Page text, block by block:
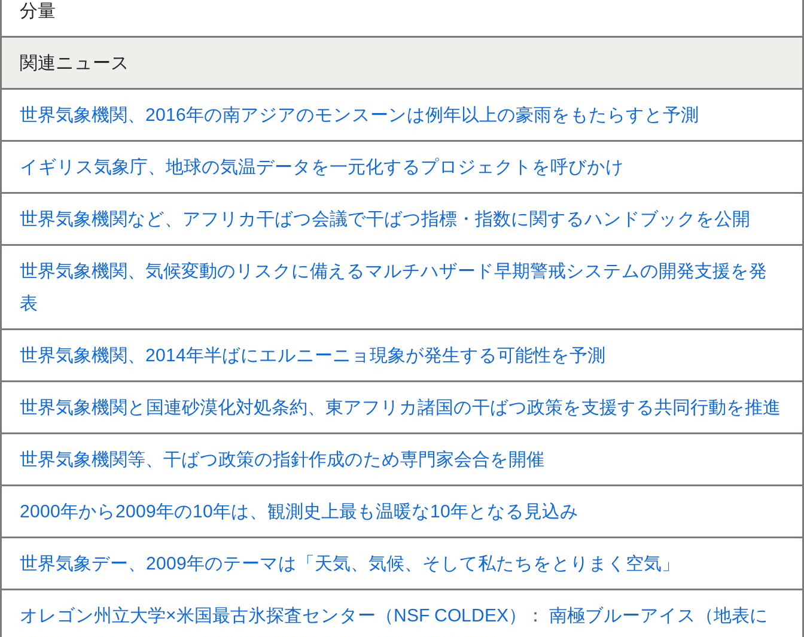
分量
関連ニュース
世界気象機関、2016年の南アジアのモンスーンは例年以上の豪雨をもたらすと予測
イギリス気象庁、地球の気温データを一元化するプロジェクトを呼びかけ
世界気象機関など、アフリカ干ばつ会議で干ばつ指標・指数に関するハンドブックを公開
世界気象機関、気候変動のリスクに備えるマルチハザード早期警戒システムの開発支援を発
表
世界気象機関、2014年半ばにエルニーニョ現象が発生する可能性を予測
世界気象機関と国連砂漠化対処条約、東アフリカ諸国の干ばつ政策を支援する共同行動を推進
世界気象機関等、干ばつ政策の指針作成のため専門家会合を開催
2000年から2009年の10年は、観測史上最も温暖な10年となる見込み
世界気象デー、2009年のテーマは「天気、気候、そして私たちをとりまく空気」
オレゴン州立大学×米国最古氷探査センター（NSF COLDEX）： 南極ブルーアイス（地表に